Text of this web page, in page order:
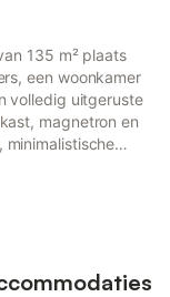
135 m² plaats
een woonkamer
volledig uitgeruste
magnetron en
minimalistische
in de